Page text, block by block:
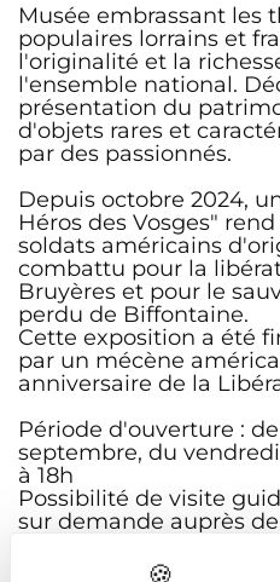
Musée embrassant les
populaires lorrains et
l'originalité et la
l'ensemble national.
présentation du
d'objets rares et
par des passionnés.
Depuis octobre 2024,
Héros des Vosges"
soldats américains
combattu pour la
Bruyères et pour le
perdu de Biffontaine.
Cette exposition a été
par un mécène
anniversaire de la
Période d'ouverture :
septembre, du
à 18h
Possibilité de visite
sur demande auprès